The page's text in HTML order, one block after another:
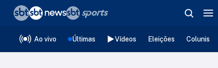
Ao vivo Últimas Vídeos Eleições
❮voltar
Editorias